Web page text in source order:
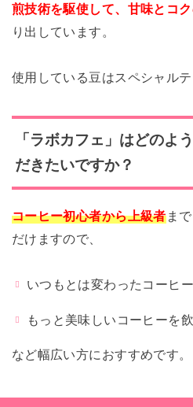
煎技術を駆使して、甘味とコ
り出しています。
使用している豆はスペシャルテ
「ラボカフェ」はどのよ
だきたいですか？
コーヒー初心者から上級者ま
だけますので、
いつもとは変わったコーヒ
もっと美味しいコーヒーを
など幅広い方におすすめです。